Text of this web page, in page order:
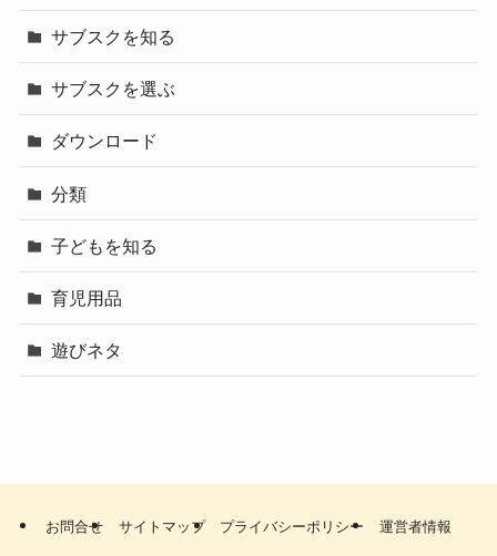
サブスクを知る
サブスクを選ぶ
ダウンロード
分類
子どもを知る
育児用品
遊びネタ
お問合せ サイトマップ プライバシーポリシー 運営者情報